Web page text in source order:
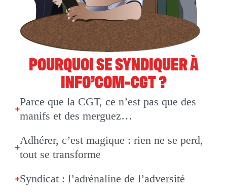
POURQUOI SE SYNDIQUER À
INFO’COM-CGT ?
Parce que la CGT, ce n’est pas que des
manifs et des merguez…
Adhérer, c’est magique : rien ne se perd,
tout se transforme
Syndicat : l’adrénaline de l’adversité